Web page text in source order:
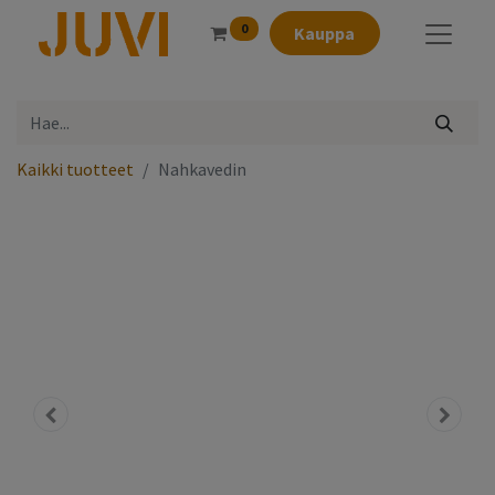
0 Kauppa
Kaikki tuotteet Nahkavedin